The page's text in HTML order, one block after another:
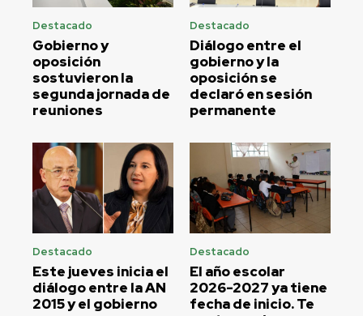
Destacado
Gobierno y
oposición
sostuvieron la
segunda jornada de
reuniones
Destacado
Diálogo entre el
gobierno y la
oposición se
declaró en sesión
permanente
Destacado
Este jueves inicia el
diálogo entre la AN
2015 y el gobierno
Destacado
El año escolar
2026-2027 ya tiene
fecha de inicio. Te